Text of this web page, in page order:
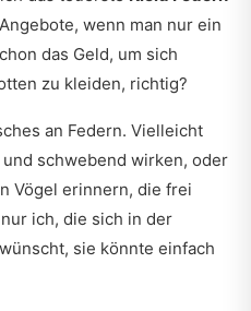
wenn man nur ein
das Geld, um sich
zu kleiden, richtig?
an Federn. Vielleicht
schwebend wirken, oder
Vögel erinnern, die frei
ich, die sich in der
sie könnte einfach